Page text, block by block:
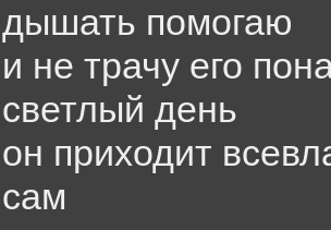
дышать помогаю
и не трачу его
светлый день
он приходит
сам